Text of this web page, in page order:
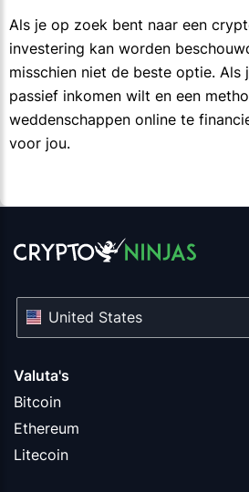
Als je op zoek bent naar een
investering kan worden
misschien niet de beste optie. Als
passief inkomen wilt en een
weddenschappen online te
voor jou.
Valuta's
Bitcoin
Ethereum
Litecoin
United States